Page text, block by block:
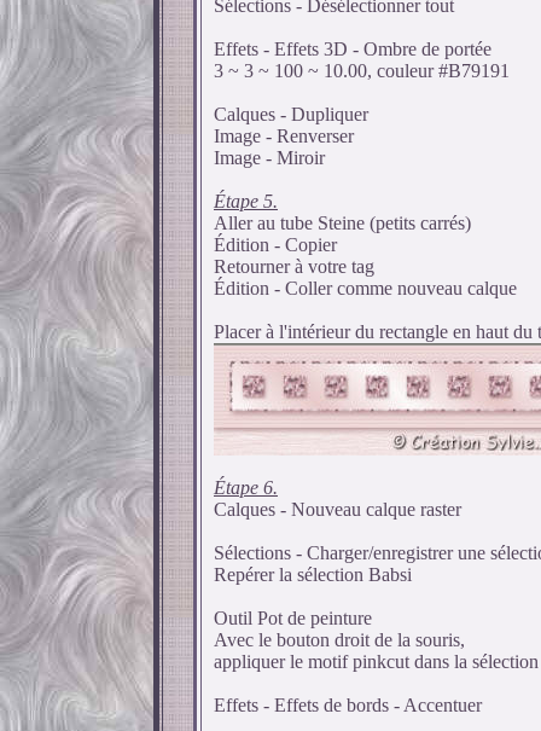
Sélections - Désélectionner tout
Effets - Effets 3D - Ombre de portée
3 ~ 3 ~ 100 ~ 10.00, couleur #B79191
Calques - Dupliquer
Image - Renverser
Image - Miroir
Étape 5.
Aller au tube Steine (petits carrés)
Édition - Copier
Retourner à votre tag
Édition - Coller comme nouveau calque
Placer à l'intérieur du rectangle en haut du
Étape 6.
Calques - Nouveau calque raster
Sélections - Charger/enregistrer une
Repérer la sélection Babsi
Outil Pot de peinture
Avec le bouton droit de la souris,
appliquer le motif pinkcut dans la sélection
Effets - Effets de bords - Accentuer